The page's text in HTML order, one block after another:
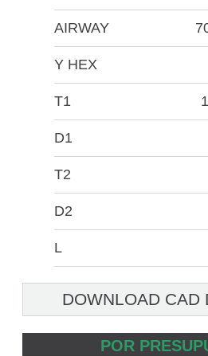
AIRWAY
Y HEX
T1
D1
T2
D2
L
DOWNLOAD CAD
POR